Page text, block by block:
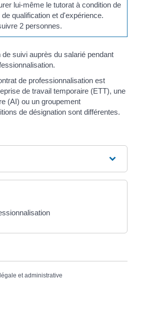
lui-même le tutorat à condition de
qualification et d'expérience.
2 personnes.
suivi auprès du salarié pendant
de professionnalisation est
de travail temporaire (ETT), une
(AI) ou un groupement
de désignation sont différentes.
et administrative